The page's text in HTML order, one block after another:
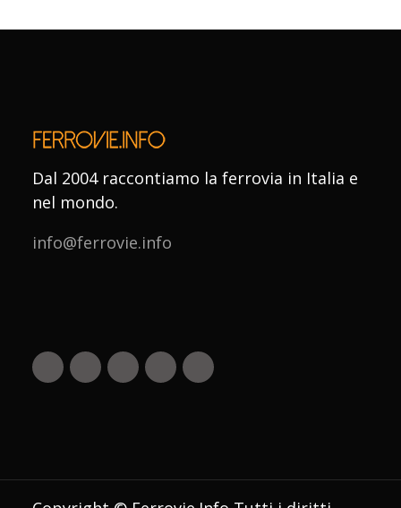
Dal 2004 raccontiamo la ferrovia in Italia e
nel mondo.
info@ferrovie.info